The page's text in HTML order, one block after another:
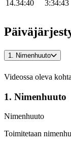
14.34:40 3:34:43
1. Nimenhuuto
Videossa oleva kohta
1. Nimenhuuto
Nimenhuuto
Toimitetaan